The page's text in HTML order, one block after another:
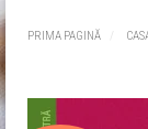
PRIMA PAGINĂ